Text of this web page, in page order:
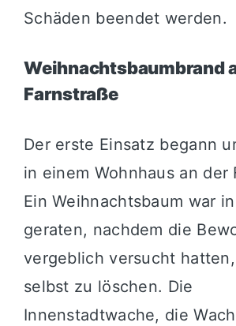
Schäden beendet werden.
Weihnachtsbaumbrand
Farnstraße
Der erste Einsatz begann
in einem Wohnhaus an der
Ein Weihnachtsbaum war
geraten, nachdem die
vergeblich versucht
selbst zu löschen. Die
Innenstadtwache, die